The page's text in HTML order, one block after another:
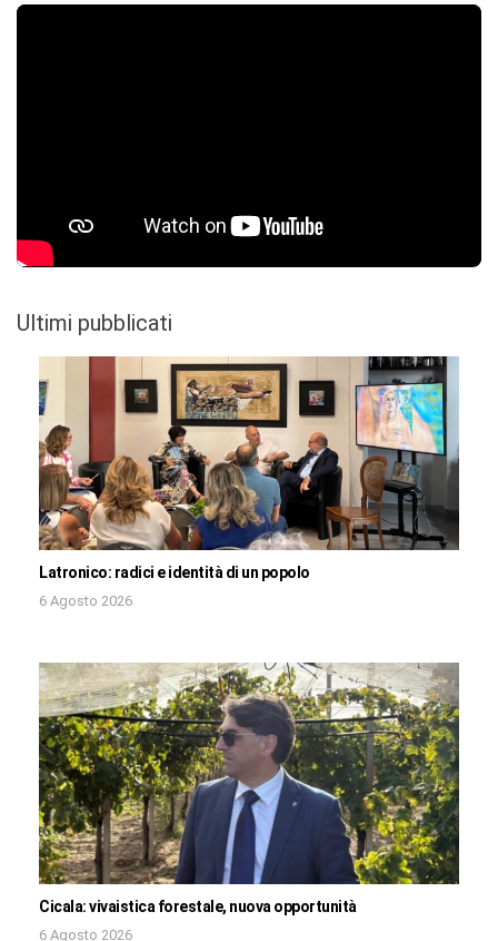
Ultimi pubblicati
Latronico: radici e identità di un popolo
6 Agosto 2026
Cicala: vivaistica forestale, nuova opportunità
6 Agosto 2026